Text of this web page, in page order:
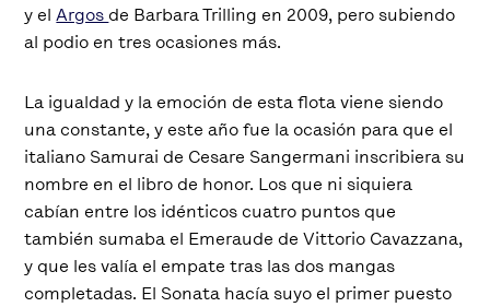
y elArgos de Barbara Trilling en 2009, pero subiendo
al podio en tres ocasiones más.
La igualdad y la emoción de esta flota viene siendo
una constante, y este año fue la ocasión para que el
italiano Samurai de Cesare Sangermani inscribiera su
nombre en el libro de honor. Los que ni siquiera
cabían entre los idénticos cuatro puntos que
también sumaba el Emeraude de Vittorio Cavazzana,
y que les valía el empate tras las dos mangas
completadas. El Sonata hacía suyo el primer puesto